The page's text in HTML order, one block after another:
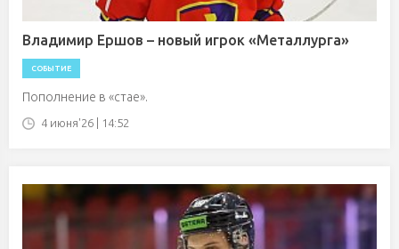
Владимир Ершов – новый игрок «Металлурга»
СОБЫТИЕ
Пополнение в «стае».
4 июня'26 | 14:52